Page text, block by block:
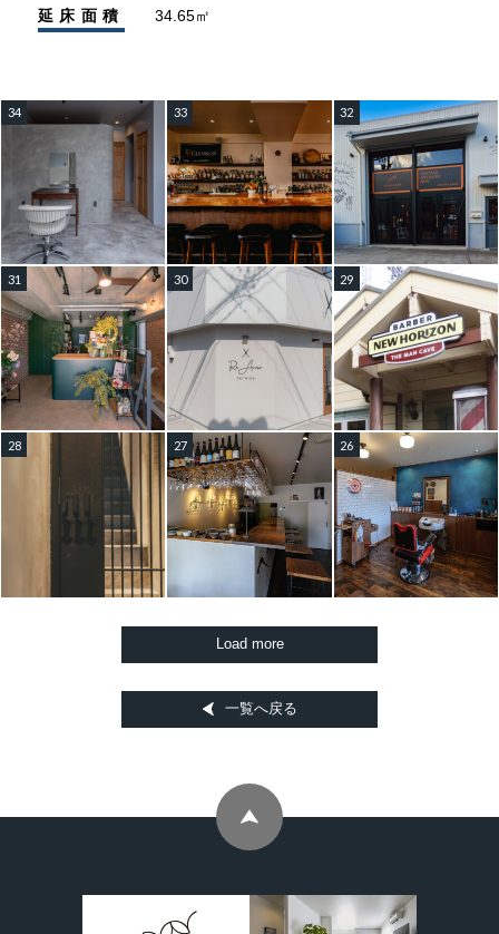
延床面積 34.65㎡
34 33 32
31 30 29
28 27 26
一覧へ戻る